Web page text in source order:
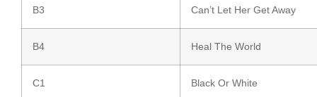
B3 Can’t Let Her Get Away
B4 Heal The World
C1 Black Or White